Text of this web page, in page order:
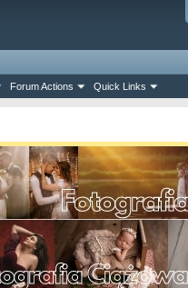
Forum Actions Quick Links